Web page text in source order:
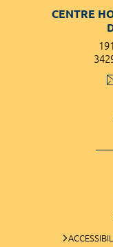
CENTRE